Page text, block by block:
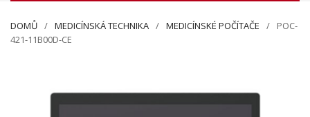
DOMŮ MEDICÍNSKÁ TECHNIKA MEDICÍNSKÉ POČÍTAČE
POC-
421-11B00D-CE